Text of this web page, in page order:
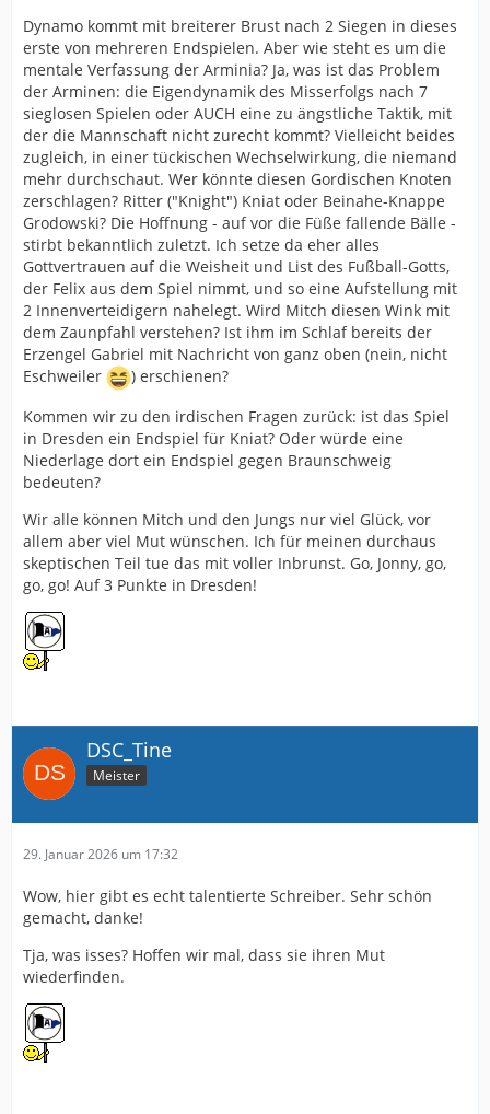
Dynamo kommt mit breiterer Brust nach 2 Siegen in dieses
erste von mehreren Endspielen. Aber wie steht es um die
mentale Verfassung der Arminia? Ja, was ist das Problem
der Arminen: die Eigendynamik des Misserfolgs nach 7
sieglosen Spielen oder AUCH eine zu ängstliche Taktik, mit
der die Mannschaft nicht zurecht kommt? Vielleicht beides
zugleich, in einer tückischen Wechselwirkung, die niemand
mehr durchschaut. Wer könnte diesen Gordischen Knoten
zerschlagen? Ritter ("Knight") Kniat oder Beinahe-Knappe
Grodowski? Die Hoffnung - auf vor die Füße fallende Bälle -
stirbt bekanntlich zuletzt. Ich setze da eher alles
Gottvertrauen auf die Weisheit und List des Fußball-Gotts,
der Felix aus dem Spiel nimmt, und so eine Aufstellung mit
2 Innenverteidigern nahelegt. Wird Mitch diesen Wink mit
dem Zaunpfahl verstehen? Ist ihm im Schlaf bereits der
Erzengel Gabriel mit Nachricht von ganz oben (nein, nicht
Eschweiler
) erschienen?
Kommen wir zu den irdischen Fragen zurück: ist das Spiel
in Dresden ein Endspiel für Kniat? Oder würde eine
Niederlage dort ein Endspiel gegen Braunschweig
bedeuten?
Wir alle können Mitch und den Jungs nur viel Glück, vor
allem aber viel Mut wünschen. Ich für meinen durchaus
skeptischen Teil tue das mit voller Inbrunst. Go, Jonny, go,
go, go! Auf 3 Punkte in Dresden!
DSC_Tine
Meister
29. Januar 2026 um 17:32
Wow, hier gibt es echt talentierte Schreiber. Sehr schön
gemacht, danke!
Tja, was isses? Hoffen wir mal, dass sie ihren Mut
wiederfinden.